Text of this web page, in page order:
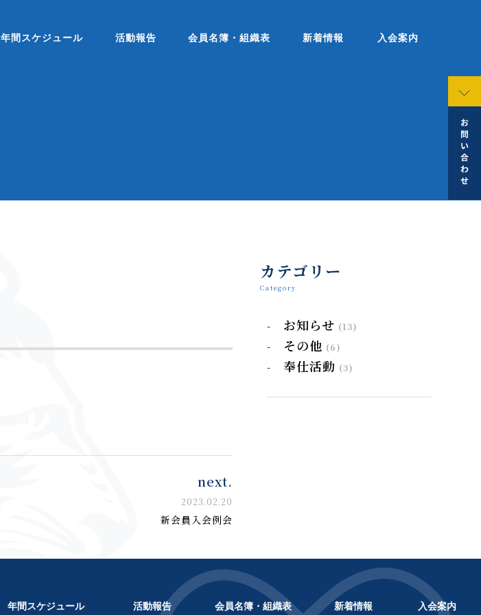
年間スケジュール 活動報告 会員名簿・組織表 新着情報 入会案内
next.
2023.02.20
新会員入会例会
カテゴリー
Category
お知らせ (13)
その他 (6)
奉仕活動 (3)
年間スケジュール 活動報告 会員名簿・組織表 新着情報 入会案内